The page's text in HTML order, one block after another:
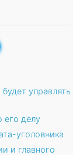
управлять
его делу
уголовника
и главного